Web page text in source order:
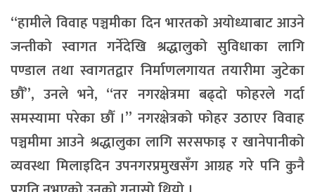
“हामीले विवाह पञ्चमीका दिन भारतको अयोध्याबाट आउने
जन्तीको स्वागत गर्नेदेखि श्रद्धालुको सुविधाका लागि
पण्डाल तथा स्वागतद्वार निर्माणलगायत तयारीमा जुटेका
छौँ”, उनले भने, “तर नगरक्षेत्रमा बढ्दो फोहरले गर्दा
समस्यामा परेका छौँ ।” नगरक्षेत्रको फोहर उठाएर विवाह
पञ्चमीमा आउने श्रद्धालुका लागि सरसफाइ र खानेपानीको
व्यवस्था मिलाइदिन उपनगरप्रमुखसँग आग्रह गरे पनि कुनै